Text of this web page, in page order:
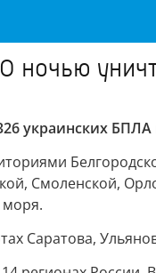
ночью
украинских БПЛА
Смоленской,
Саратова,